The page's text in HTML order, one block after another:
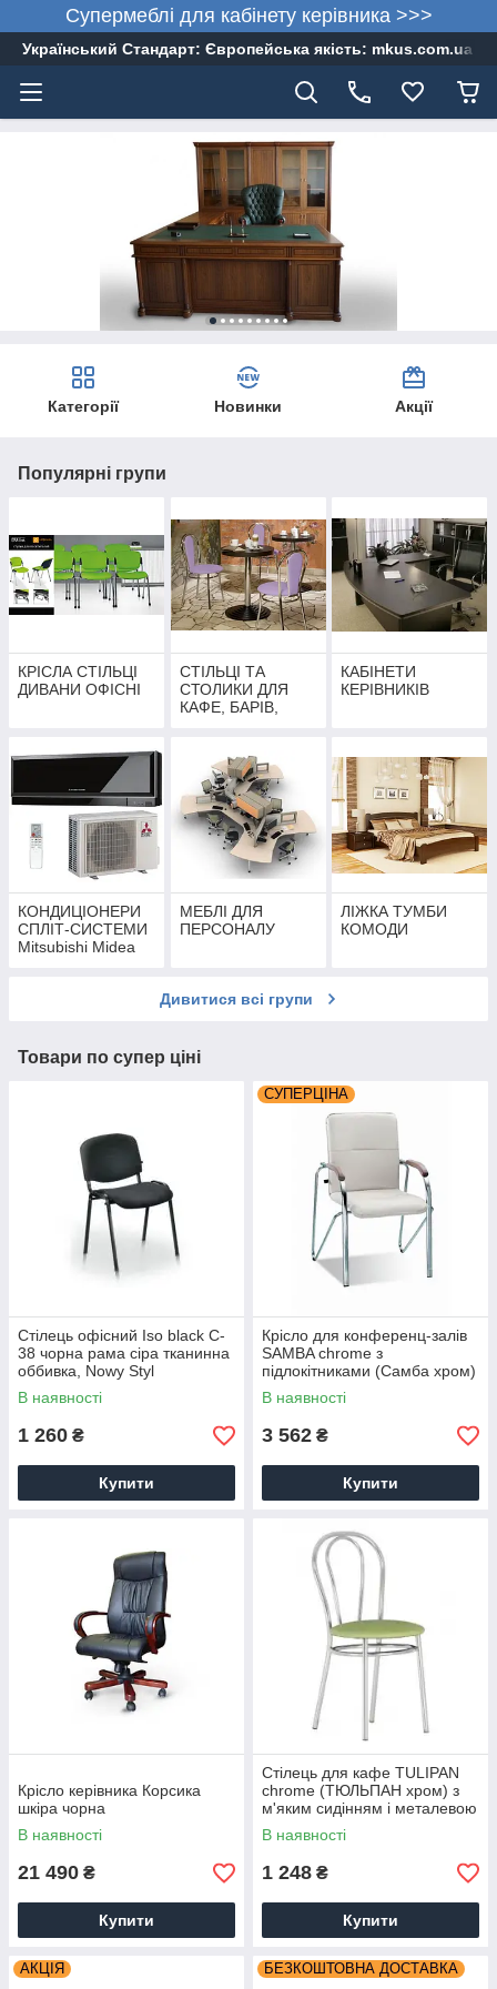
Супермеблі для кабінету керівника >>>
Український Стандарт: Європейська якість: mkus.com.ua
Категорії Новинки Акції
Популярні групи
КРІСЛА СТІЛЬЦІ
ДИВАНИ ОФІСНІ
СТІЛЬЦІ ТА
СТОЛИКИ ДЛЯ
КАФЕ, БАРІВ,
КАБІНЕТИ
КЕРІВНИКІВ
КОНДИЦІОНЕРИ
СПЛІТ-СИСТЕМИ
Mitsubishi Midea
МЕБЛІ ДЛЯ
ПЕРСОНАЛУ
ЛІЖКА ТУМБИ
КОМОДИ
Дивитися всі групи
Товари по супер ціні
Стілець офісний Iso black C-
38 чорна рама сіра тканинна
оббивка, Nowy Styl
В наявності
1 260 ₴
Купити
СУПЕРЦІНА
Крісло для конференц-залів
SAMBA chrome з
підлокітниками (Самба хром)
стілець-крісло для
відвідувачів
В наявності
3 562 ₴
Купити
Крісло керівника Корсика
шкіра чорна
В наявності
21 490 ₴
Купити
Стілець для кафе TULIPAN
chrome (ТЮЛЬПАН хром) з
м'яким сидінням і металевою
спинкою
В наявності
1 248 ₴
Купити
АКЦІЯ БЕЗКОШТОВНА ДОСТАВКА